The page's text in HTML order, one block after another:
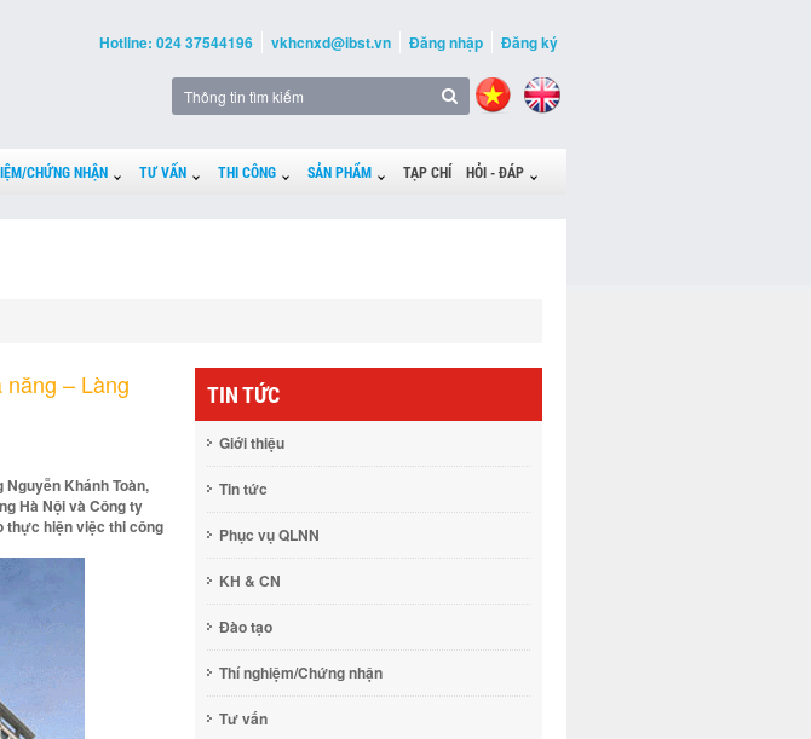
Hotline: 024 37544196 vkhcnxd@ibst.vn Đăng nhập Đăng ký
CHỨNG NHẬN TƯ VẤN THI CÔNG SẢN PHẨM TẠP CHÍ HỎI - ĐÁP
– Làng
Khánh Toàn,
Hà Nội và Công ty
thực hiện việc thi công
TIN TỨC
Giới thiệu
Tin tức
Phục vụ QLNN
KH & CN
Đào tạo
Thí nghiệm/Chứng nhận
Tư vấn